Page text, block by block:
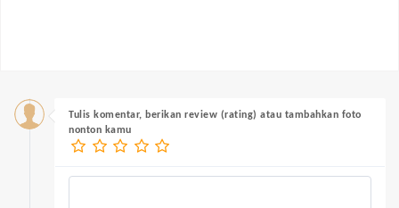
Tulis komentar, berikan review (rating) atau tambahkan foto
nonton kamu